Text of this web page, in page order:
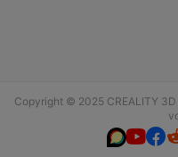
Copyright © 2025 CREALITY 3D
